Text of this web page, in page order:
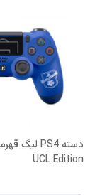
UCL Edition